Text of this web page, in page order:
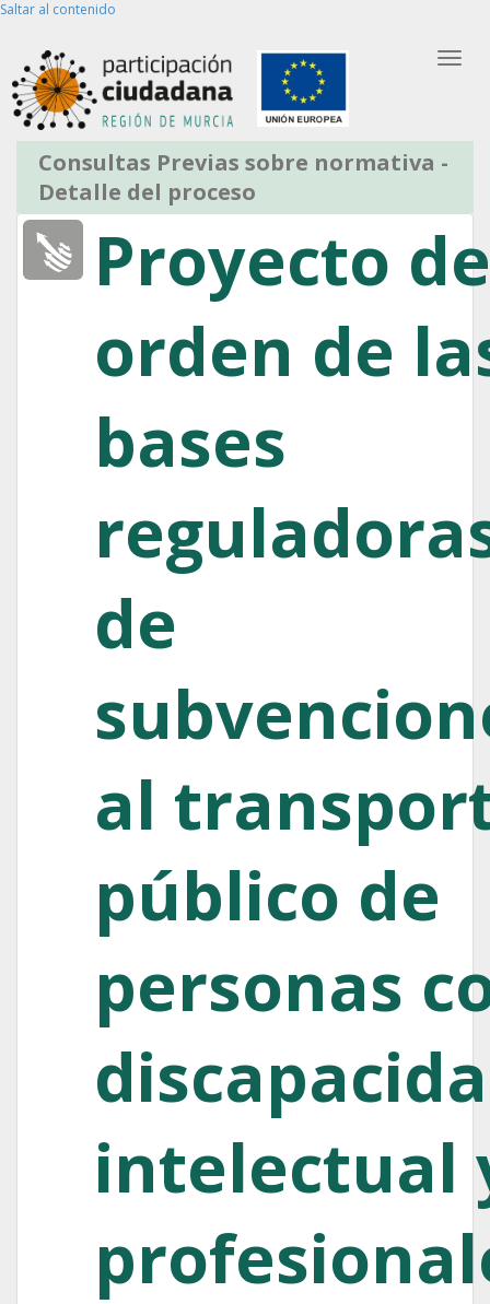
Saltar al contenido
Registro de Usuario
Consultas Previas sobre normativa -
Detalle del proceso
Proyecto de
orden de
bases
de
al
público de
personas
intelectual